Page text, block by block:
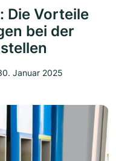
Die Vorteile
bei der
Januar 2025